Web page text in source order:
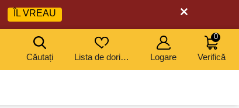
ÎL VREAU
Căutați Lista de dorințe Logare Verifică
0